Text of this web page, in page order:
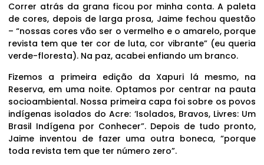
Correr atrás da grana ficou por minha conta. A paleta
de cores, depois de larga prosa, Jaime fechou questão
– “nossas cores vão ser o vermelho e o amarelo, porque
revista tem que ter cor de luta, cor vibrante” (eu queria
verde-floresta). Na paz, acabei enfiando um branco.
Fizemos a primeira edição da Xapuri lá mesmo, na
Reserva, em uma noite. Optamos por centrar na pauta
socioambiental. Nossa primeira capa foi sobre os povos
indígenas isolados do Acre: ‘Isolados, Bravos, Livres: Um
Brasil Indígena por Conhecer”. Depois de tudo pronto,
Jaime inventou de fazer uma outra boneca, “porque
toda revista tem que ter número zero”.